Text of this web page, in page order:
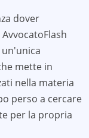
dover
mette in
nella materia
perso a cercare
per la propria